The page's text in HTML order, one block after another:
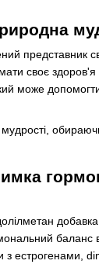
представник
своє
може
баланс
з естрогенами,